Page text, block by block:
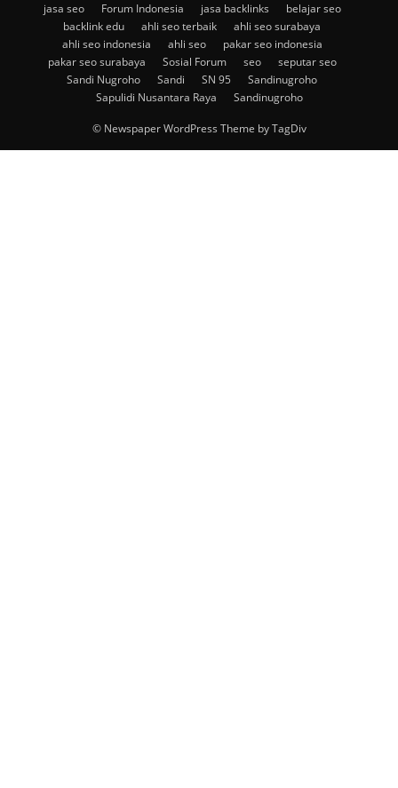
jasa seo
Forum Indonesia jasa backlinks
belajar seo
backlink edu
ahli seo terbaik
ahli seo surabaya
ahli seo indonesia
ahli seo
pakar seo indonesia
pakar seo surabaya
Sosial Forum seo
seputar seo
Sandi Nugroho
Sandi SN 95
Sandinugroho
Sapulidi Nusantara Raya
Sandinugroho
© Newspaper WordPress Theme by TagDiv